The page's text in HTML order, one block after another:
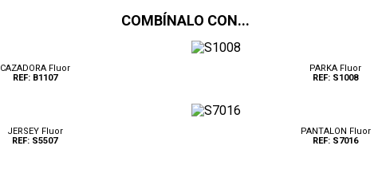
COMBÍNALO CON...
CAZADORA Fluor
REF: B1107
PARKA Fluor
REF: S1008
JERSEY Fluor
REF: S5507
PANTALON Fluor
REF: S7016